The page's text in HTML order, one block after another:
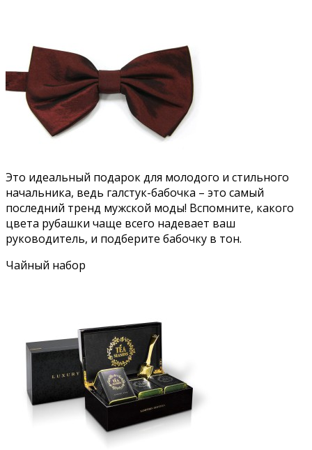
Это идеальный подарок для молодого и стильного
начальника, ведь галстук-бабочка – это самый
последний тренд мужской моды! Вспомните, какого
цвета рубашки чаще всего надевает ваш
руководитель, и подберите бабочку в тон.
Чайный набор